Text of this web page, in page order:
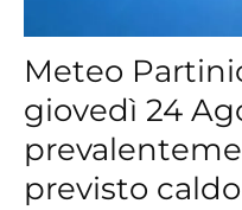
Meteo
giovedì 24
previsto